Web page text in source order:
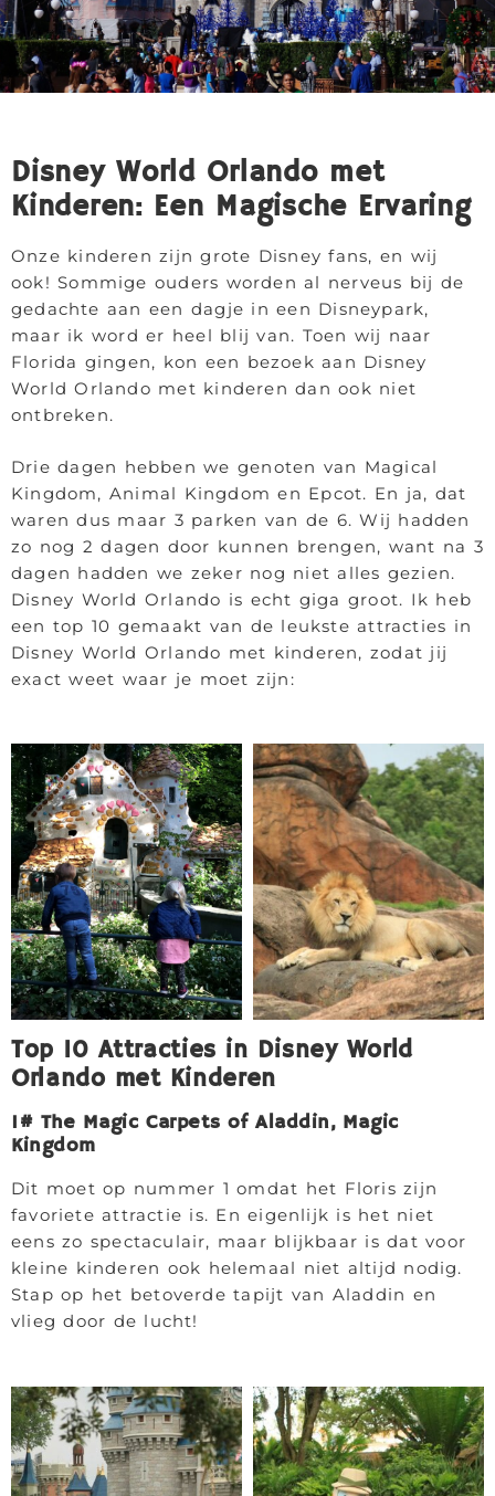
Disney World Orlando met
Kinderen: Een Magische Ervaring
Onze kinderen zijn grote Disney fans, en wij
ook! Sommige ouders worden al nerveus bij de
gedachte aan een dagje in een Disneypark,
maar ik word er heel blij van. Toen wij naar
Florida gingen, kon een bezoek aan Disney
World Orlando met kinderen dan ook niet
ontbreken.
Drie dagen hebben we genoten van Magical
Kingdom, Animal Kingdom en Epcot. En ja, dat
waren dus maar 3 parken van de 6. Wij hadden
zo nog 2 dagen door kunnen brengen, want na 3
dagen hadden we zeker nog niet alles gezien.
Disney World Orlando is echt giga groot. Ik heb
een top 10 gemaakt van de leukste attracties in
Disney World Orlando met kinderen, zodat jij
exact weet waar je moet zijn:
Top 10 Attracties in Disney World
Orlando met Kinderen
1# The Magic Carpets of Aladdin, Magic
Kingdom
Dit moet op nummer 1 omdat het Floris zijn
favoriete attractie is. En eigenlijk is het niet
eens zo spectaculair, maar blijkbaar is dat voor
kleine kinderen ook helemaal niet altijd nodig.
Stap op het betoverde tapijt van Aladdin en
vlieg door de lucht!